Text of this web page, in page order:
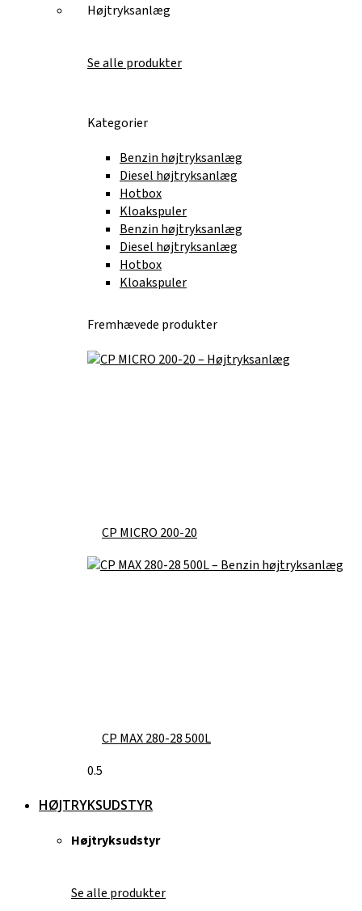
Højtryksanlæg
Se alle produkter
Kategorier
Benzin højtryksanlæg
Diesel højtryksanlæg
Hotbox
Kloakspuler
Benzin højtryksanlæg
Diesel højtryksanlæg
Hotbox
Kloakspuler
Fremhævede produkter
CP MICRO 200-20
CP MAX 280-28 500L
HØJTRYKSUDSTYR
Højtryksudstyr
Se alle produkter